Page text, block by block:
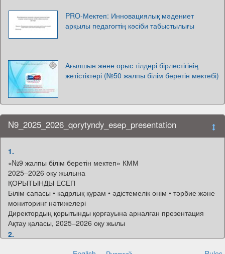
PRO-Мектеп: Инновациялық мәдениет
арқылы педагогтің кәсіби табыстылығы
Ағылшын және орыс тілдері бірлестігінің
жетістіктері (№50 жалпы білім беретін мектебі)
N9_2025_2026_qorytyndy_esep_presentation
1.
«№9 жалпы білім беретін мектеп» КММ
2025–2026 оқу жылына
ҚОРЫТЫНДЫ ЕСЕП
Білім сапасы • кадрлық құрам • әдістемелік өнім • тәрбие және
мониторинг нәтижелері
Директордың қорытынды қорғауына арналған презентация
Ақтау қаласы, 2025–2026 оқу жылы
2.